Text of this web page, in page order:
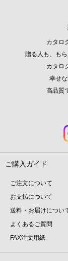
カタロ
贈る人も、も
カタロ
幸せ
高品質
ご購入ガイド
ご注文について
お支払について
送料・お届けについ
よくあるご質問
FAX注文用紙